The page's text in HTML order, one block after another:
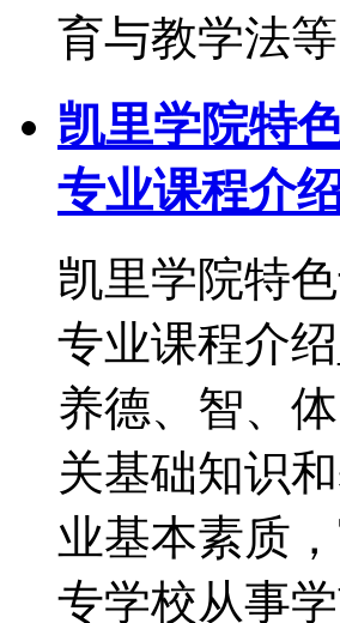
育与教学法等
凯里学院特
专业课程介
凯里学院特
专业课程介
养德、智、
关基础知识
业基本素质
专学校从事